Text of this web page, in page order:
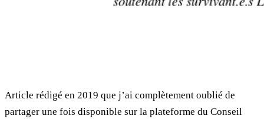
Article rédigé en 2019 que j’ai complètement oublié de
partager une fois disponible sur la plateforme du Conseil